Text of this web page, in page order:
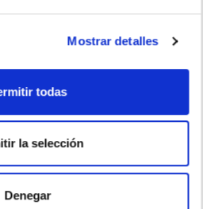
Mostrar detalles
todas
la selección
Denegar